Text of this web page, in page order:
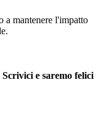
a mantenere l'impatto
e saremo felici